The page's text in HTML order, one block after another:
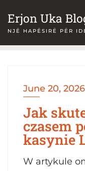
toErjon Uka
NJË HAPËSIRË PËR
June 20, 2026
Jak
czasem
kasynie
W artykule